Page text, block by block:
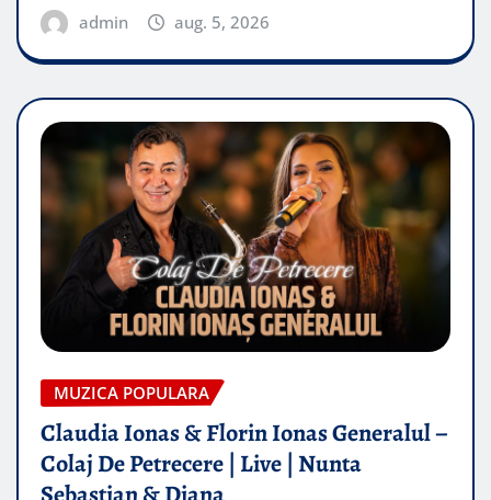
admin aug. 5, 2026
MUZICA POPULARA
Claudia Ionas & Florin Ionas Generalul –
Colaj De Petrecere | Live | Nunta